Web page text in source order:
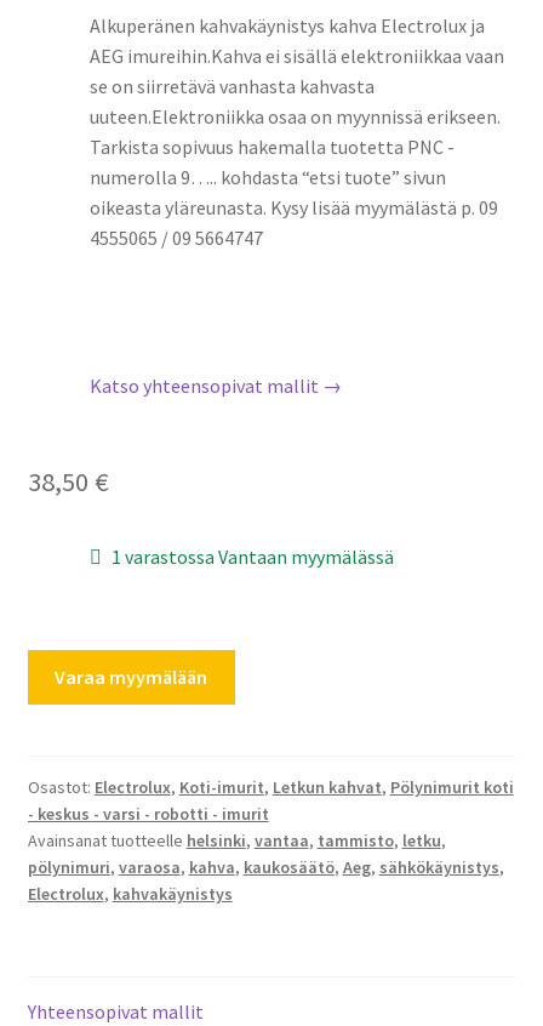
Alkuperänen kahvakäynistys kahva Electrolux ja
AEG imureihin.Kahva ei sisällä elektroniikkaa vaan
se on siirretävä vanhasta kahvasta
uuteen.Elektroniikka osaa on myynnissä erikseen.
Tarkista sopivuus hakemalla tuotetta PNC -
numerolla 9….. kohdasta “etsi tuote” sivun
oikeasta yläreunasta. Kysy lisää myymälästä p. 09
4555065 / 09 5664747
Katso yhteensopivat mallit →
38,50 €
1 varastossa Vantaan myymälässä
pölynimurin
2193710387
määrä
Varaa myymälään
Osastot: Electrolux, Koti-imurit, Letkun kahvat, Pölynimurit koti
- keskus - varsi - robotti - imurit
Avainsanat tuotteelle helsinki, vantaa, tammisto, letku,
pölynimuri, varaosa, kahva, kaukosäätö, Aeg, sähkökäynistys,
Electrolux, kahvakäynistys
Yhteensopivat mallit